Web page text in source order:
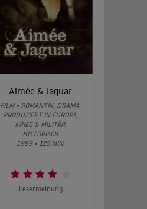
Aimée & Jaguar
FILM • ROMANTIK, DRAMA,
PRODUZIERT IN EUROPA,
KRIEG & MILITÄR,
HISTORISCH
1999 • 125 MIN.
Lesermeinung